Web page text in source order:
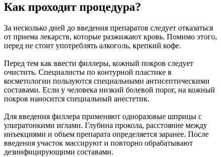
Как проходит процедура?
За несколько дней до введения препаратов следует отказаться
от приема лекарств, которые разжижают кровь. Помимо этого,
перед не стоит употреблять алкоголь, крепкий кофе.
Перед тем как ввести филлеры, кожный покров следует
очистить. Специалисты по контурной пластике в
косметологии пользуются специальными антисептическими
составами. Если у человека низкий болевой порог, на кожный
покров наносится специальный анестетик.
Для введения филлера применяют одноразовые шприцы с
ультратонкими иглами. Глубина прокола, расстояние между
инъекциями и объем препарата определяется заранее. После
введения участок массируют и повторно обрабатывают
дезинфицирующими составами.